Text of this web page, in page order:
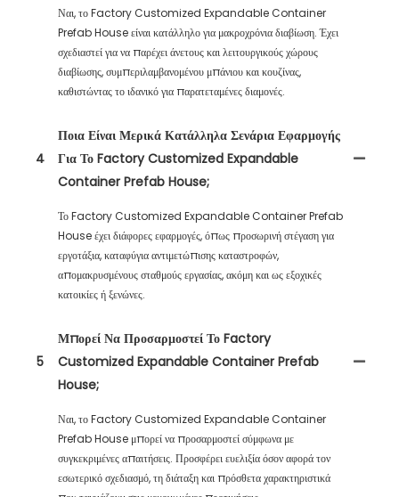
Ναι, το Factory Customized Expandable Container
Prefab House είναι κατάλληλο για μακροχρόνια διαβίωση. Έχει
σχεδιαστεί για να παρέχει άνετους και λειτουργικούς χώρους
διαβίωσης, συμπεριλαμβανομένου μπάνιου και κουζίνας,
καθιστώντας το ιδανικό για παρατεταμένες διαμονές.
4
Ποια Είναι Μερικά Κατάλληλα Σενάρια Εφαρμογής
Για Το Factory Customized Expandable
Container Prefab House;
Το Factory Customized Expandable Container Prefab
House έχει διάφορες εφαρμογές, όπως προσωρινή στέγαση για
εργοτάξια, καταφύγια αντιμετώπισης καταστροφών,
απομακρυσμένους σταθμούς εργασίας, ακόμη και ως εξοχικές
κατοικίες ή ξενώνες.
5
Μπορεί Να Προσαρμοστεί Το Factory
Customized Expandable Container Prefab
House;
Ναι, το Factory Customized Expandable Container
Prefab House μπορεί να προσαρμοστεί σύμφωνα με
συγκεκριμένες απαιτήσεις. Προσφέρει ευελιξία όσον αφορά τον
εσωτερικό σχεδιασμό, τη διάταξη και πρόσθετα χαρακτηριστικά